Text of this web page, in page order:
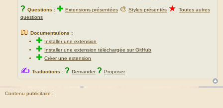
? Questions : ✚ Extensions présentées 🎨 Styles présentés ★ Toutes autres
questions
📖 Documentations :
✚ Installer une extension
✚ Installer une extension téléchargée sur GitHub
✚Créer une extension
✍ Traductions : ? Demander ? Proposer
Contenu publicitaire :